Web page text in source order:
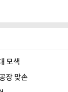
모색
장 맞손